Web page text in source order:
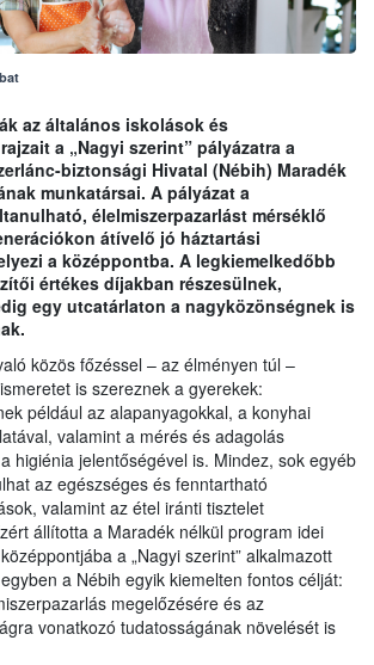
az általános iskolások és
a „Nagyi szerint” pályázatra a
biztonsági Hivatal (Nébih) Maradék
munkatársai. A pályázat a
élelmiszerpazarlást mérséklő
átívelő jó háztartási
a középpontba. A legkiemelkedőbb
értékes díjakban részesülnek,
egy utcatárlaton a nagyközönségnek is
közös főzéssel – az élményen túl –
is szereznek a gyerekek:
például az alapanyagokkal, a konyhai
valamint a mérés és adagolás
higiénia jelentőségével is. Mindez, sok egyéb
az egészséges és fenntartható
valamint az étel iránti tisztelet
állította a Maradék nélkül program idei
a „Nagyi szerint” alkalmazott
a Nébih egyik kiemelten fontos célját:
megelőzésére és az
vonatkozó tudatosságának növelését is